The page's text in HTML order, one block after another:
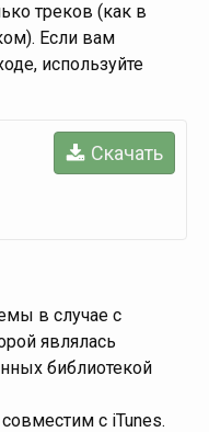
треков (как в
Если вам
используйте
Скачать
в случае с
являлась
библиотекой
с iTunes.